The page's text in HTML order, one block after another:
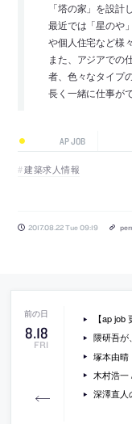
「塔の家」を設計
最近では「星のや
や個人住宅など様
また、アジアでの
者、色々なタイプ
長く一緒に仕事が
AP JOB
建築求人情報
2017.08.22 Tue 09:19
8.18
FRI
【ap
隈研吾が
塚本由晴・東近美
木村浩一 / フ
深澤直人の